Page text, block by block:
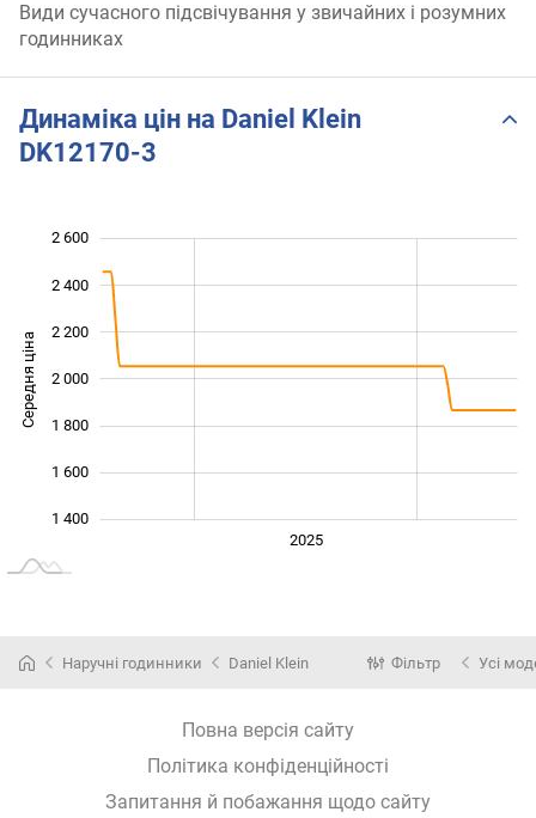
Види сучасного підсвічування у звичайних і розумних
годинниках
Динаміка цін на Daniel Klein
DK12170-3
Середня ціна 1 400
1 400
1 600
1 800
2 000
2 200
2 400
2 600
2025
Наручні годинники Daniel Klein Фільтр Усі
Повна версія сайту
Політика конфіденційності
Запитання й побажання щодо сайту